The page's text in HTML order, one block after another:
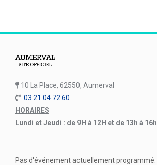
10 La Place, 62550, Aumerval
03 21 04 72 60
HORAIRES
Lundi et Jeudi : de 9H à 12H et de 13h à 16h
Pas d'événement actuellement programmé.